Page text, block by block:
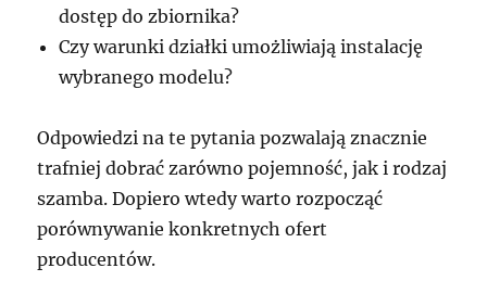
dostęp do zbiornika?
Czy warunki działki umożliwiają instalację
wybranego modelu?
Odpowiedzi na te pytania pozwalają znacznie
trafniej dobrać zarówno pojemność, jak i rodzaj
szamba. Dopiero wtedy warto rozpocząć
porównywanie konkretnych ofert
producentów.